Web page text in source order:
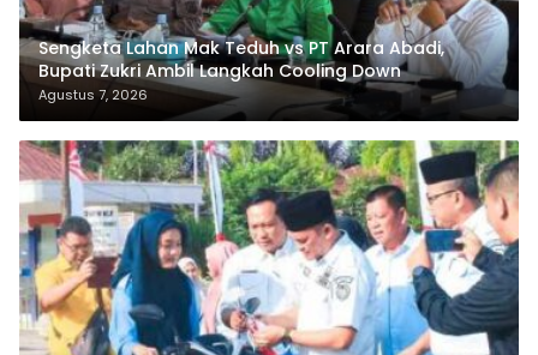
Sengketa Lahan Mak Teduh vs PT Arara Abadi,
Bupati Zukri Ambil Langkah Cooling Down
Agustus 7, 2026